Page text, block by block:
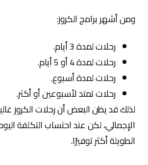
ومن أشهر برامج الكروز:
رحلات لمدة 3 أيام.
رحلات لمدة 4 أو 5 أيام.
رحلات لمدة أسبوع.
رحلات تمتد لأسبوعين أو أكثر.
لذلك قد يظن البعض أن رحلات الكروز غالية
الإجمالي، لكن عند احتساب التكلفة
الطويلة أكثر توفيرًا.